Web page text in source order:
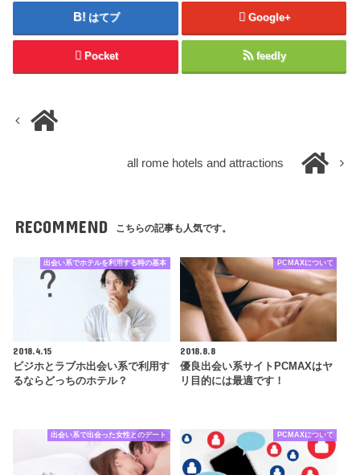
はてブ Google+
Pocket feedly
all rome hotels and attractions
RECOMMEND こちらの記事も人気です。
出会い系でホテルを利用する時の基本
2018.4.15
ビジホとラブホ出会い系で利用す
るならどっちのホテル？
PCMAXについて
2018.8.8
優良出会い系サイトPCMAXはヤ
リ目的には最適です！
出会い系で出会った女性とのデート PCMAXについて